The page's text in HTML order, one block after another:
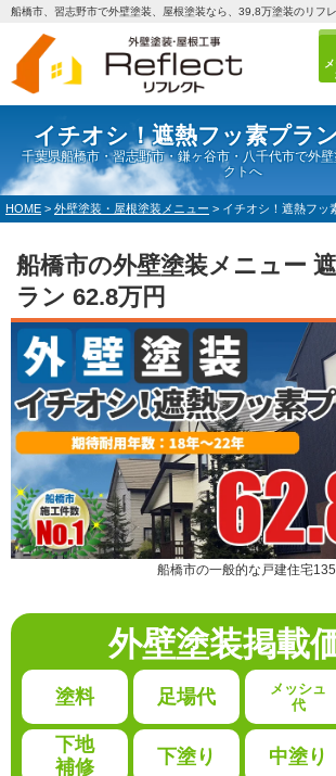
船橋市、習志野市で外壁塗装、屋根塗装なら、39,8万塗装のリフ
イチオシ！遮熱フッ素プラ
千葉県船橋市・習志野市・鎌ヶ谷市・八千代市で外
クトへ
HOME > 外壁塗装・屋根塗装メニュー > イチオシ！遮熱フ
船橋市の外壁塗装メニュー
ラン 62.8万円
船橋市の一般的な戸建住宅
外壁塗装掲載
塗料 足場代
メッシュ
代
下地
補修
下塗り 中塗り